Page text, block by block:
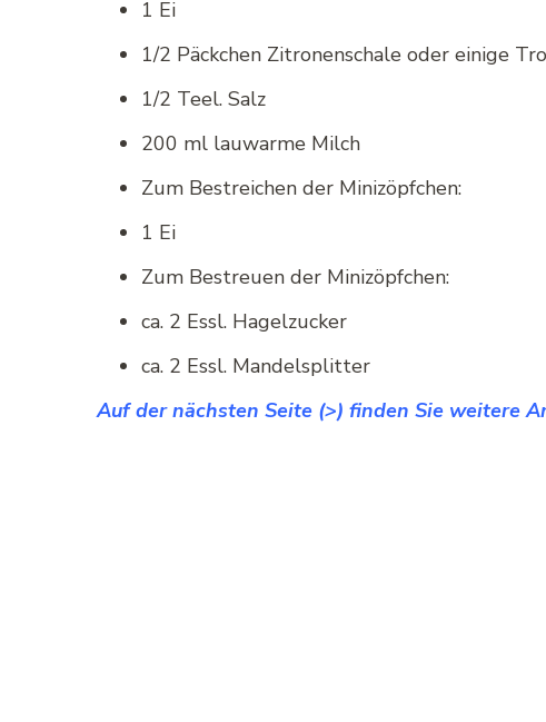
1 Ei
1/2 Päckchen Zitronenschale oder einige
1/2 Teel. Salz
200 ml lauwarme Milch
Zum Bestreichen der Minizöpfchen:
1 Ei
Zum Bestreuen der Minizöpfchen:
ca. 2 Essl. Hagelzucker
ca. 2 Essl. Mandelsplitter
Auf der nächsten Seite (>) finden Sie weitere